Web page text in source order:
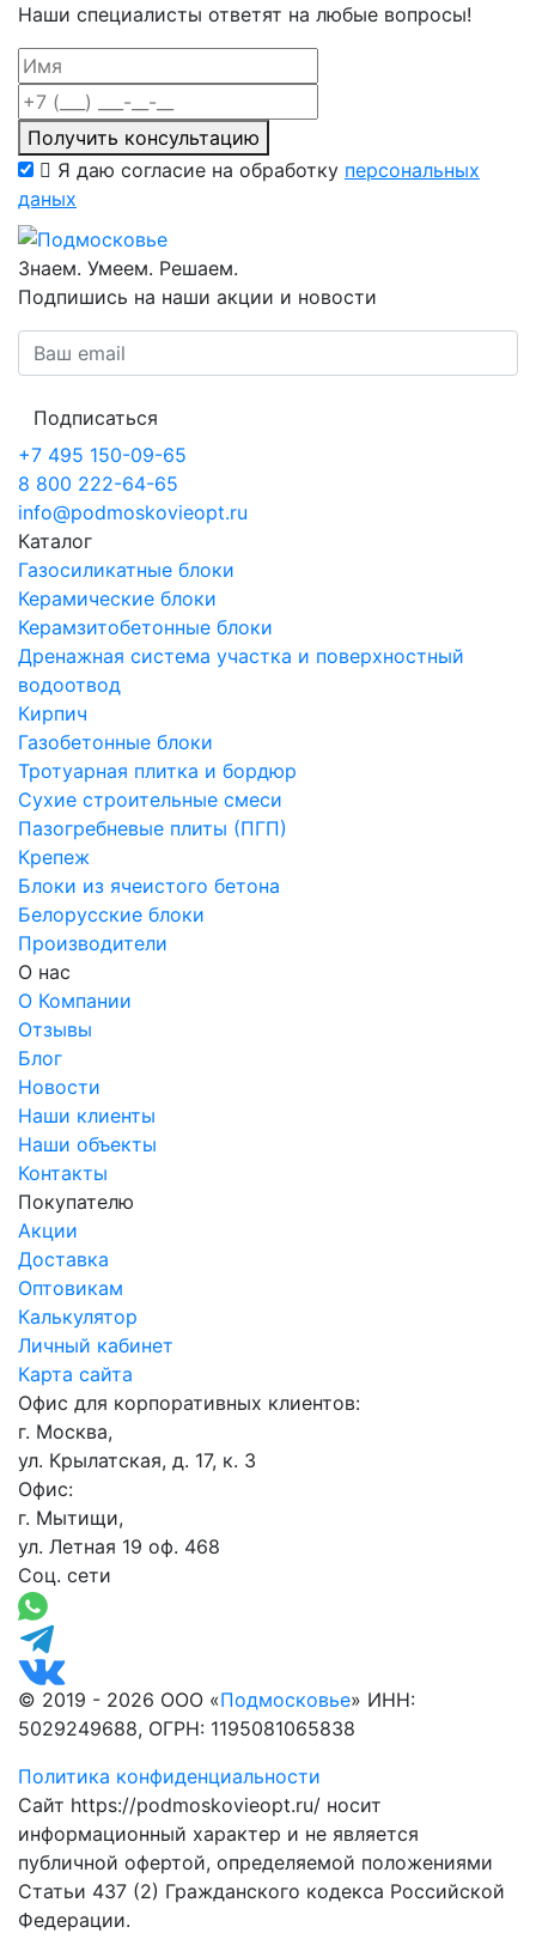
Наши специалисты ответят на любые вопросы!
Получить консультацию
Я даю согласие на обработку персональных
даных
Знаем. Умеем. Решаем.
Подпишись на наши акции и новости
Подписаться
+7 495 150-09-65
8 800 222-64-65
info@podmoskovieopt.ru
Каталог
Газосиликатные блоки
Керамические блоки
Керамзитобетонные блоки
Дренажная система участка и поверхностный
водоотвод
Кирпич
Газобетонные блоки
Тротуарная плитка и бордюр
Сухие строительные смеси
Пазогребневые плиты (ПГП)
Крепеж
Блоки из ячеистого бетона
Белорусские блоки
Производители
О нас
О Компании
Отзывы
Блог
Новости
Наши клиенты
Наши объекты
Контакты
Покупателю
Акции
Доставка
Оптовикам
Калькулятор
Личный кабинет
Карта сайта
Офис для корпоративных клиентов:
г. Москва,
ул. Крылатская, д. 17, к. 3
Офис:
г. Мытищи,
ул. Летная 19 оф. 468
Соц. сети
© 2019 - 2026 ООО «Подмосковье» ИНН:
5029249688, ОГРН: 1195081065838
Политика конфиденциальности
Сайт https://podmoskovieopt.ru/ носит
информационный характер и не является
публичной офертой, определяемой положениями
Статьи 437 (2) Гражданского кодекса Российской
Федерации.